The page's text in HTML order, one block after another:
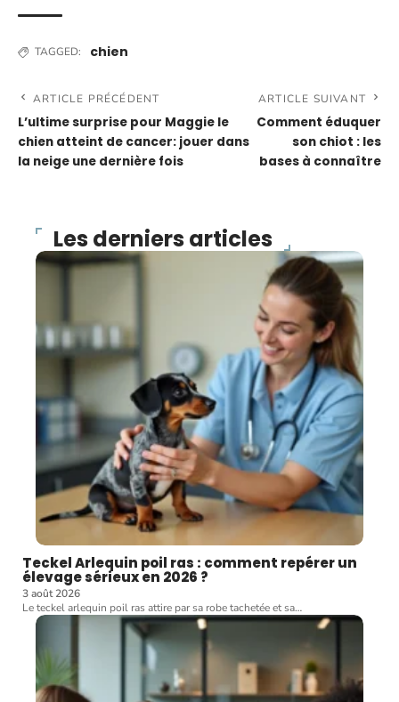
TAGGED: chien
ARTICLE PRÉCÉDENT
L’ultime surprise pour Maggie le
chien atteint de cancer: jouer dans
la neige une dernière fois
ARTICLE SUIVANT
Comment éduquer
son chiot : les
bases à connaître
Les derniers articles
Teckel Arlequin poil ras : comment repérer un
élevage sérieux en 2026 ?
3 août 2026
Le teckel arlequin poil ras attire par sa robe tachetée et sa…